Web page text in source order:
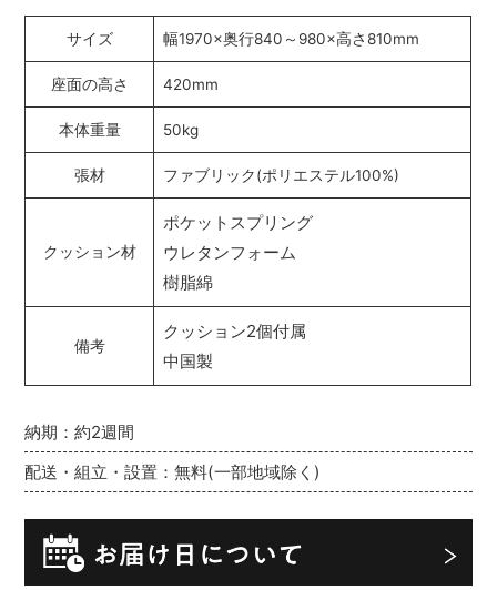
納期：約2週間
配送・組立・設置：無料(一部地域除く)
サイズ 幅1970×奥行840～980×高さ810mm
座面の高さ 420mm
本体重量 50kg
張材 ファブリック(ポリエステル100%)
クッション材
ポケットスプリング
ウレタンフォーム
樹脂綿
備考
クッション2個付属
中国製